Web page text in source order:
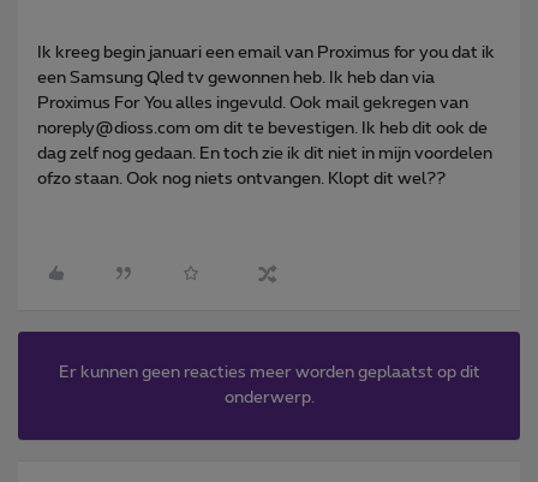
Ik kreeg begin januari een email van Proximus for you dat ik
een Samsung Qled tv gewonnen heb. Ik heb dan via
Proximus For You alles ingevuld. Ook mail gekregen van
noreply@dioss.com om dit te bevestigen. Ik heb dit ook de
dag zelf nog gedaan. En toch zie ik dit niet in mijn voordelen
ofzo staan. Ook nog niets ontvangen. Klopt dit wel??
Er kunnen geen reacties meer worden geplaatst op dit
onderwerp.